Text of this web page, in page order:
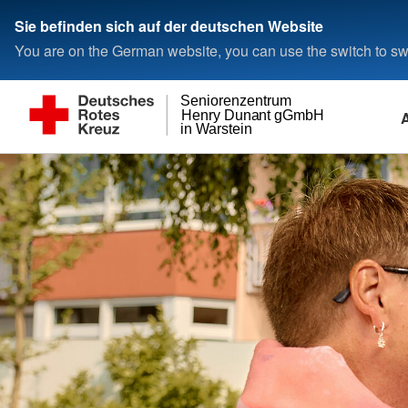
Sie befinden sich auf der deutschen Website
You are on the German website, you can use the switch to
in Warstein
Henry Dunant gGmbH
Seniorenzentrum
DRK-Seniorenzentrum
Aktivitäten
Pflegeangebote
Essen auf Rädern
Heimkosten, Infos & Formulare
Wir als
Stellenbörse
Ausbildung in der
Ehrenamt
Ansprechpartner vor Ort Kontakt
Kontaktformular
Anfahrt